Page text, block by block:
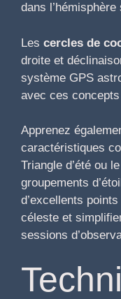
dans l’hémisphère
Les cercles de
droite et
système GPS
avec ces
Apprenez
caractéristiques
Triangle d’été ou
groupements
d’excellents
céleste et
sessions